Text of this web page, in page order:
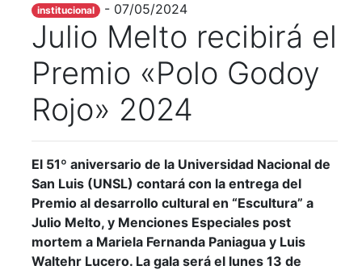
institucional - 07/05/2024
Julio Melto recibirá el
Premio «Polo Godoy
Rojo» 2024
El 51º aniversario de la Universidad Nacional de
San Luis (UNSL) contará con la entrega del
Premio al desarrollo cultural en “Escultura” a
Julio Melto, y Menciones Especiales post
mortem a Mariela Fernanda Paniagua y Luis
Waltehr Lucero. La gala será el lunes 13 de